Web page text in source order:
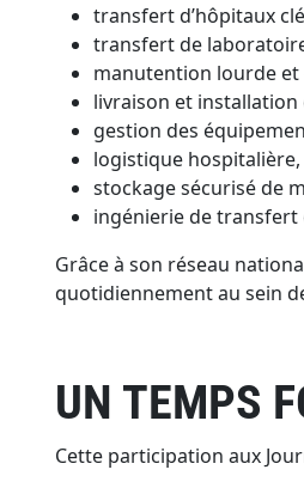
transfert d’hôpitaux
transfert de
manutention lourde et
livraison et installation
gestion des
logistique hospitalière,
stockage sécurisé de
ingénierie de transfert
Grâce à son réseau
quotidiennement au sein
UN TEMPS
Cette participation aux